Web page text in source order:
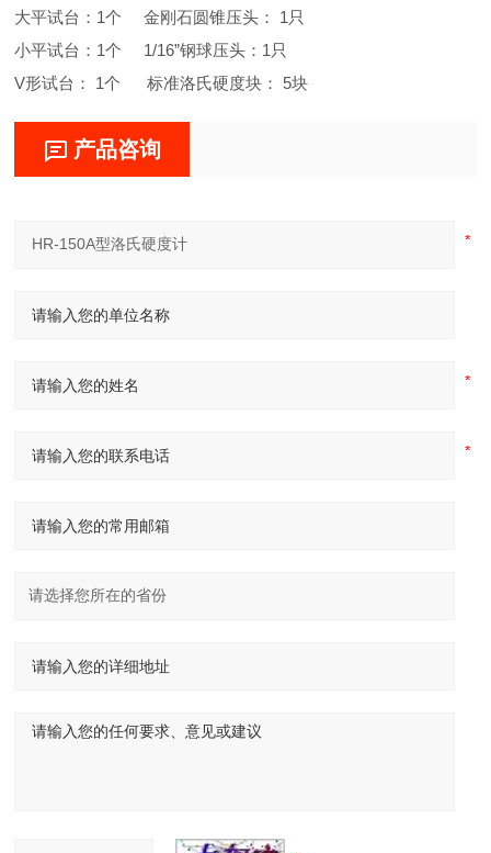
大平试台：1个 金刚石圆锥压头： 1只
小平试台：1个 1/16”钢球压头：1只
V形试台： 1个 标准洛氏硬度块： 5块
产品咨询